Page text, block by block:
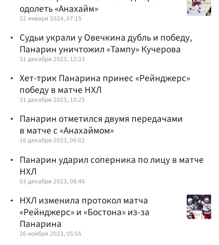
одолеть «Анахайм»
22 января 2024, 07:15
Судьи украли у Овечкина дубль и победу,
Панарин уничтожил «Тампу» Кучерова
31 декабря 2023, 12:33
Хет-трик Панарина принес «Рейнджерс»
победу в матче НХЛ
31 декабря 2023, 10:25
Панарин отметился двумя передачами
в матче с «Анахаймом»
16 декабря 2023, 06:02
Панарин ударил соперника по лицу в матче
НХЛ
03 декабря 2023, 08:46
НХЛ изменила протокол матча
«Рейнджерс» и «Бостона» из-за
Панарина
26 ноября 2023, 05:55